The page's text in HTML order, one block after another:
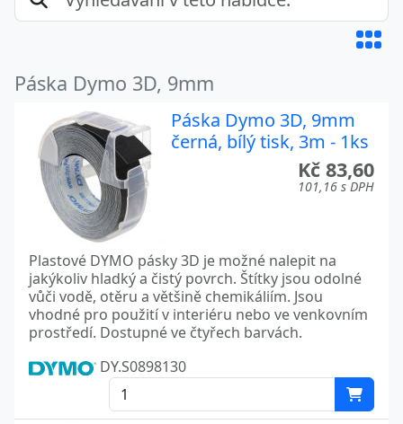
Páska Dymo 3D, 9mm
Páska Dymo 3D, 9mm
černá, bílý tisk, 3m - 1ks
Kč 83,60
101,16 s DPH
Plastové DYMO pásky 3D je možné nalepit na
jakýkoliv hladký a čistý povrch. Štítky jsou odolné
vůči vodě, otěru a většině chemikáliím. Jsou
vhodné pro použití v interiéru nebo ve venkovním
prostředí. Dostupné ve čtyřech barvách.
DY.S0898130